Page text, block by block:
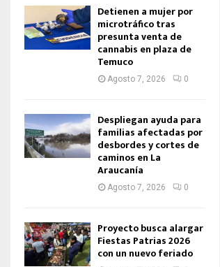
Detienen a mujer por
microtráfico tras
presunta venta de
cannabis en plaza de
Temuco
Agosto 7, 2026 0
Despliegan ayuda para
familias afectadas por
desbordes y cortes de
caminos en La
Araucanía
Agosto 7, 2026 0
Proyecto busca alargar
Fiestas Patrias 2026
con un nuevo feriado